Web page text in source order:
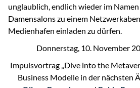
unglaublich, endlich wieder im Namen
Damensalons zu einem
Medienhafen einladen zu dürfen.
Donnerstag, 10. November
Impulsvortrag „Dive into the
Business Modelle in der nächsten